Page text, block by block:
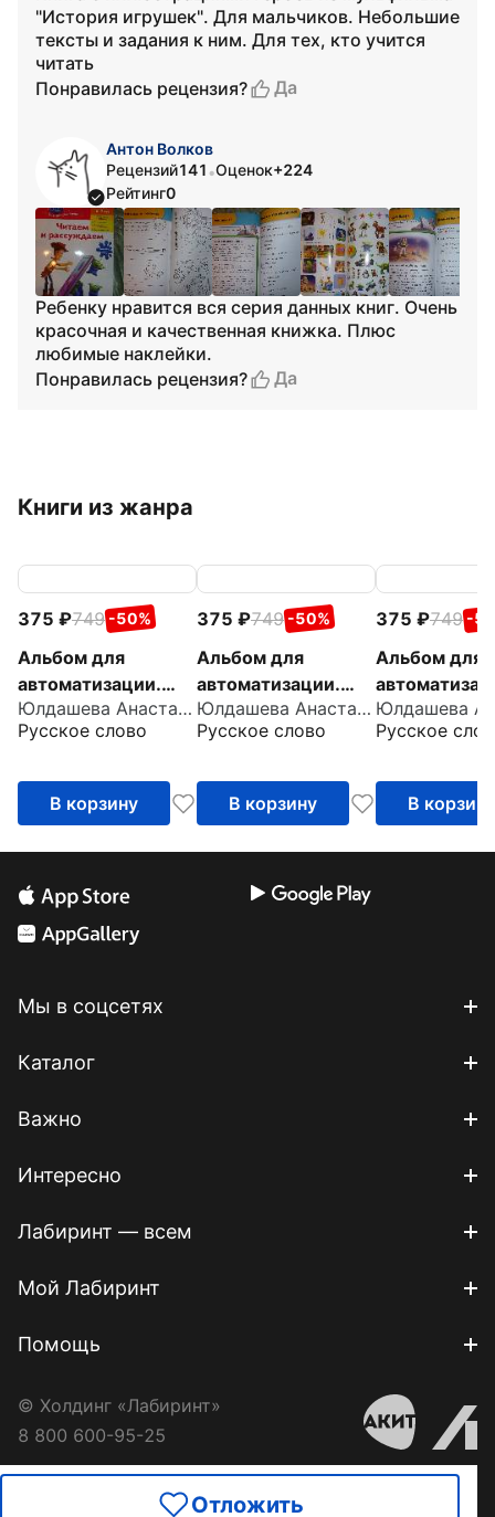
Отложить
"История игрушек". Для мальчиков. Небольшие
тексты и задания к ним. Для тех, кто учится
читать
Понравилась рецензия?
Да
Антон Волков
Рецензий141 •Оценок+224
Рейтинг0
Ребенку нравится вся серия данных книг. Очень
красочная и качественная книжка. Плюс
любимые наклейки.
Понравилась рецензия?
Да
Книги из жанра
375 749 -50%
Альбом для
автоматизации.
Звук Ш
Юлдашева Анастасия Павловна
Русское слово
В корзину
375 749 -50%
Альбом для
автоматизации.
Звук С
Юлдашева Анастасия Павловна
Русское слово
В корзину
375 749 -
Альбом для
Звук Р
Русское
В корзину
Мы в соцсетях
Каталог
Важно
Интересно
Лабиринт — всем
Мой Лабиринт
Помощь
© Холдинг «Лабиринт»
8 800 600-95-25